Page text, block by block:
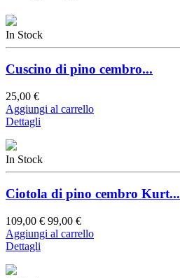
In Stock
Cuscino di pino cembro...
25,00 €
Aggiungi al carrello
Dettagli
In Stock
Ciotola di pino cembro Kurt...
109,00 € 99,00 €
Aggiungi al carrello
Dettagli